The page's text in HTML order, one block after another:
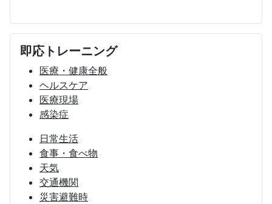
即応トレーニング
医療・健康全般
ヘルスケア
医療現場
感染症
日常生活
食事・食べ物
天気
交通機関
災害避難時